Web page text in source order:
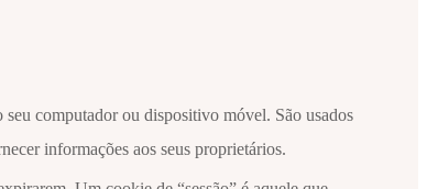
computador ou dispositivo móvel. São usados
informações aos seus proprietários.